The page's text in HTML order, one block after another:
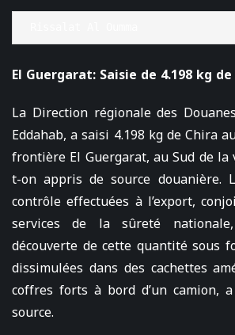
El Guergarat: Saisie de 4.198 kg
La Direction régionale des
Eddahab, a saisi 4.198 kg de Chira
frontière El Guergarat, au Sud de
t-on appris de source douanière.
contrôle effectuées à l’export,
services de la sûreté
découverte de cette quantité sous
dissimulées dans des cachettes
coffres forts à bord d’un camion,
source.